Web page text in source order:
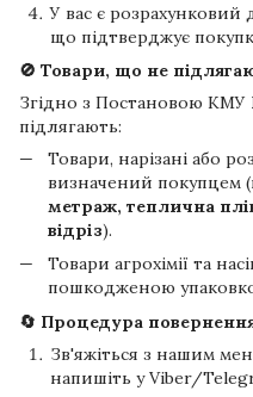
У вас є розрахунковий
що підтверджує
🚫 Товари, що не
Згідно з Постановою
підлягають:
Товари, нарізані або
визначений покупцем
метраж, теплична
відріз).
Товари агрохімії та
пошкодженою
🔄 Процедура
Зв'яжіться з нашим
напишіть у Viber/